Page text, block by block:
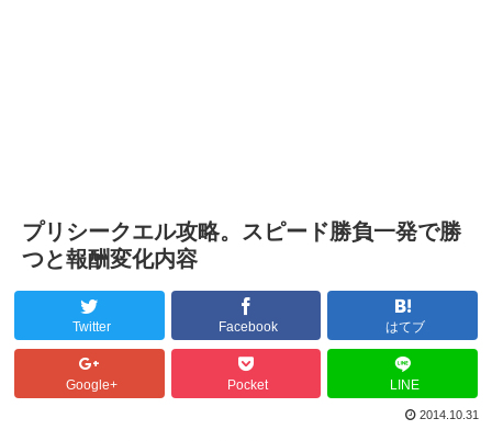
プリシークエル攻略。スピード勝負一発で勝
つと報酬変化内容
Twitter Facebook はてブ
Google+ Pocket LINE
2014.10.31